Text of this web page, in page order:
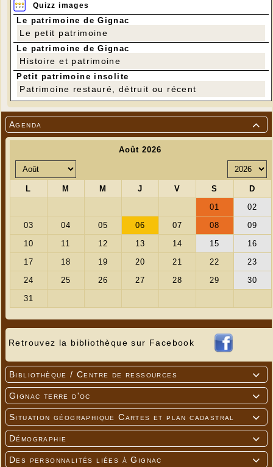

Agenda
Retrouvez la bibliothèque sur Facebook

Bibliothèque / Centre de ressources

Gignac terre d'oc

Situation géographique Cartes et plan cadastral

Démographie

Des personnalités liées à Gignac
---
Participation "au chapeau"
Quizz images
Le patrimoine de Gignac
Le petit patrimoine
Le patrimoine de Gignac
Histoire et patrimoine
Petit patrimoine insolite
Patrimoine restauré, détruit ou récent